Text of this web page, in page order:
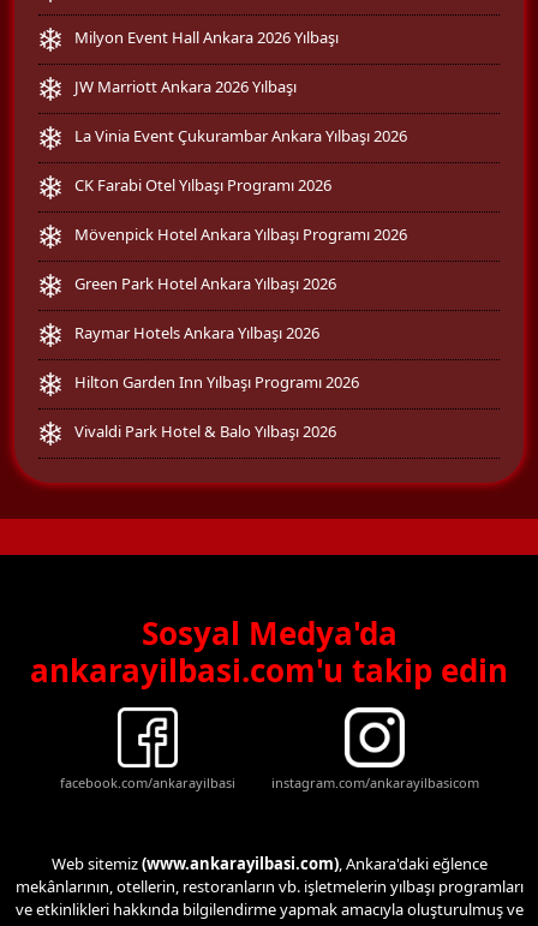
Milyon Event Hall Ankara 2026 Yılbaşı
JW Marriott Ankara 2026 Yılbaşı
La Vinia Event Çukurambar Ankara Yılbaşı 2026
CK Farabi Otel Yılbaşı Programı 2026
Mövenpick Hotel Ankara Yılbaşı Programı 2026
Green Park Hotel Ankara Yılbaşı 2026
Raymar Hotels Ankara Yılbaşı 2026
Hilton Garden Inn Yılbaşı Programı 2026
Vivaldi Park Hotel & Balo Yılbaşı 2026
Sosyal Medya'da
ankarayilbasi.com'u takip edin
facebook.com/ankarayilbasi instagram.com/ankarayilbasicom
Web sitemiz(www.ankarayilbasi.com), Ankara'daki eğlence
mekânlarının, otellerin, restoranların vb. işletmelerin yılbaşı programları
ve etkinlikleri hakkında bilgilendirme yapmak amacıyla oluşturulmuş ve